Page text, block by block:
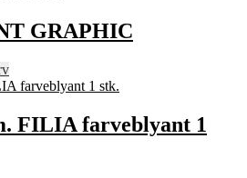
GRAPHIC
FILIA farveblyant 1